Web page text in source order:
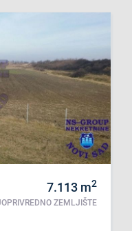
7.113 m2
ZEMLJIŠTE